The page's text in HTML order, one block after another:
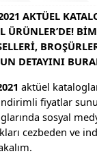
AKTÜEL
ÜRÜNLER’DE!
DETAYINI
aktüel
fiyatlar
sosyal
cezbeden ve